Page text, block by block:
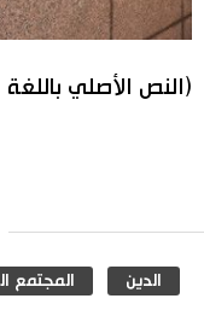
(النص الأصلي
الدين المجتمع